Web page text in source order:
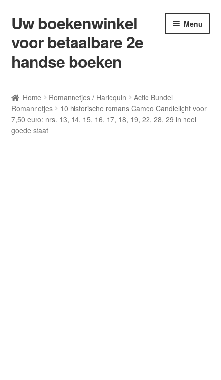
Ga
door
naar
navigatie
Ga
naar
de
inhoud
Uw boekenwinkel
voor betaalbare 2e
handse boeken
Menu
Afrekenen
Algemene Voorwaarden
Home Romannetjes / Harlequin
Actie Bundel
Romannetjes
10 historische romans Cameo Candlelight voor
7,50 euro: nrs. 13, 14, 15, 16, 17, 18, 19, 22, 28, 29 in heel
goede staat